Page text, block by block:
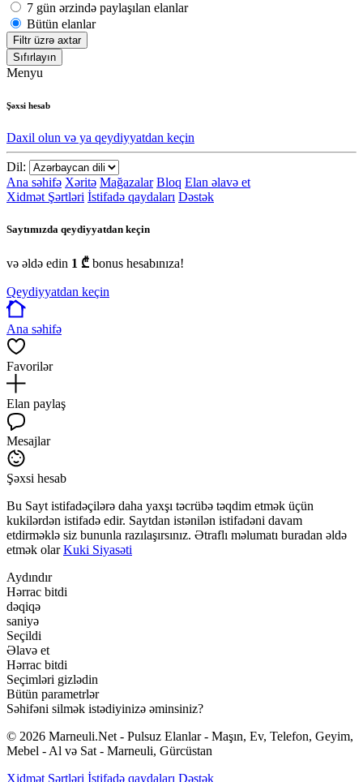
7 gün ərzində paylaşılan elanlar
Bütün elanlar
Filtr üzrə axtar
Sıfırlayın
Menyu
Şəxsi hesab
Daxil olun və ya qeydiyyatdan keçin
Dil:
Ana səhifə Xəritə Mağazalar Bloq Elan əlavə et
Xidmət Şərtləri İstifadə qaydaları Dəstək
Saytımızda qeydiyyatdan keçin
və əldə edin 1 ₾ bonus hesabınıza!
Qeydiyyatdan keçin
Ana səhifə
Favorilər
Elan paylaş
Mesajlar
Şəxsi hesab
Bu Sayt istifadəçilərə daha yaxşı təcrübə təqdim etmək üçün
kukilərdən istifadə edir. Saytdan istənilən istifadəni davam
etdirməklə siz bununla razılaşırsınız. Ətraflı məlumatı buradan əldə
etmək olarKuki Siyasəti
Aydındır
Hərrac bitdi
dəqiqə
saniyə
Seçildi
Əlavə et
Hərrac bitdi
Seçimləri gizlədin
Bütün parametrlər
Səhifəni silmək istədiyinizə əminsiniz?
© 2026 Marneuli.Net - Pulsuz Elanlar - Maşın, Ev, Telefon, Geyim,
Mebel - Al və Sat - Marneuli, Gürcüstan
Xidmət Şərtləri İstifadə qaydaları Dəstək